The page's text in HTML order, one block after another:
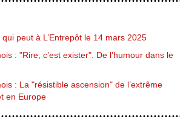
peut à L’Entrepôt le 14 mars 2025
: "Rire, c’est exister". De l’humour dans le
: La "résistible ascension" de l’extrême
en Europe